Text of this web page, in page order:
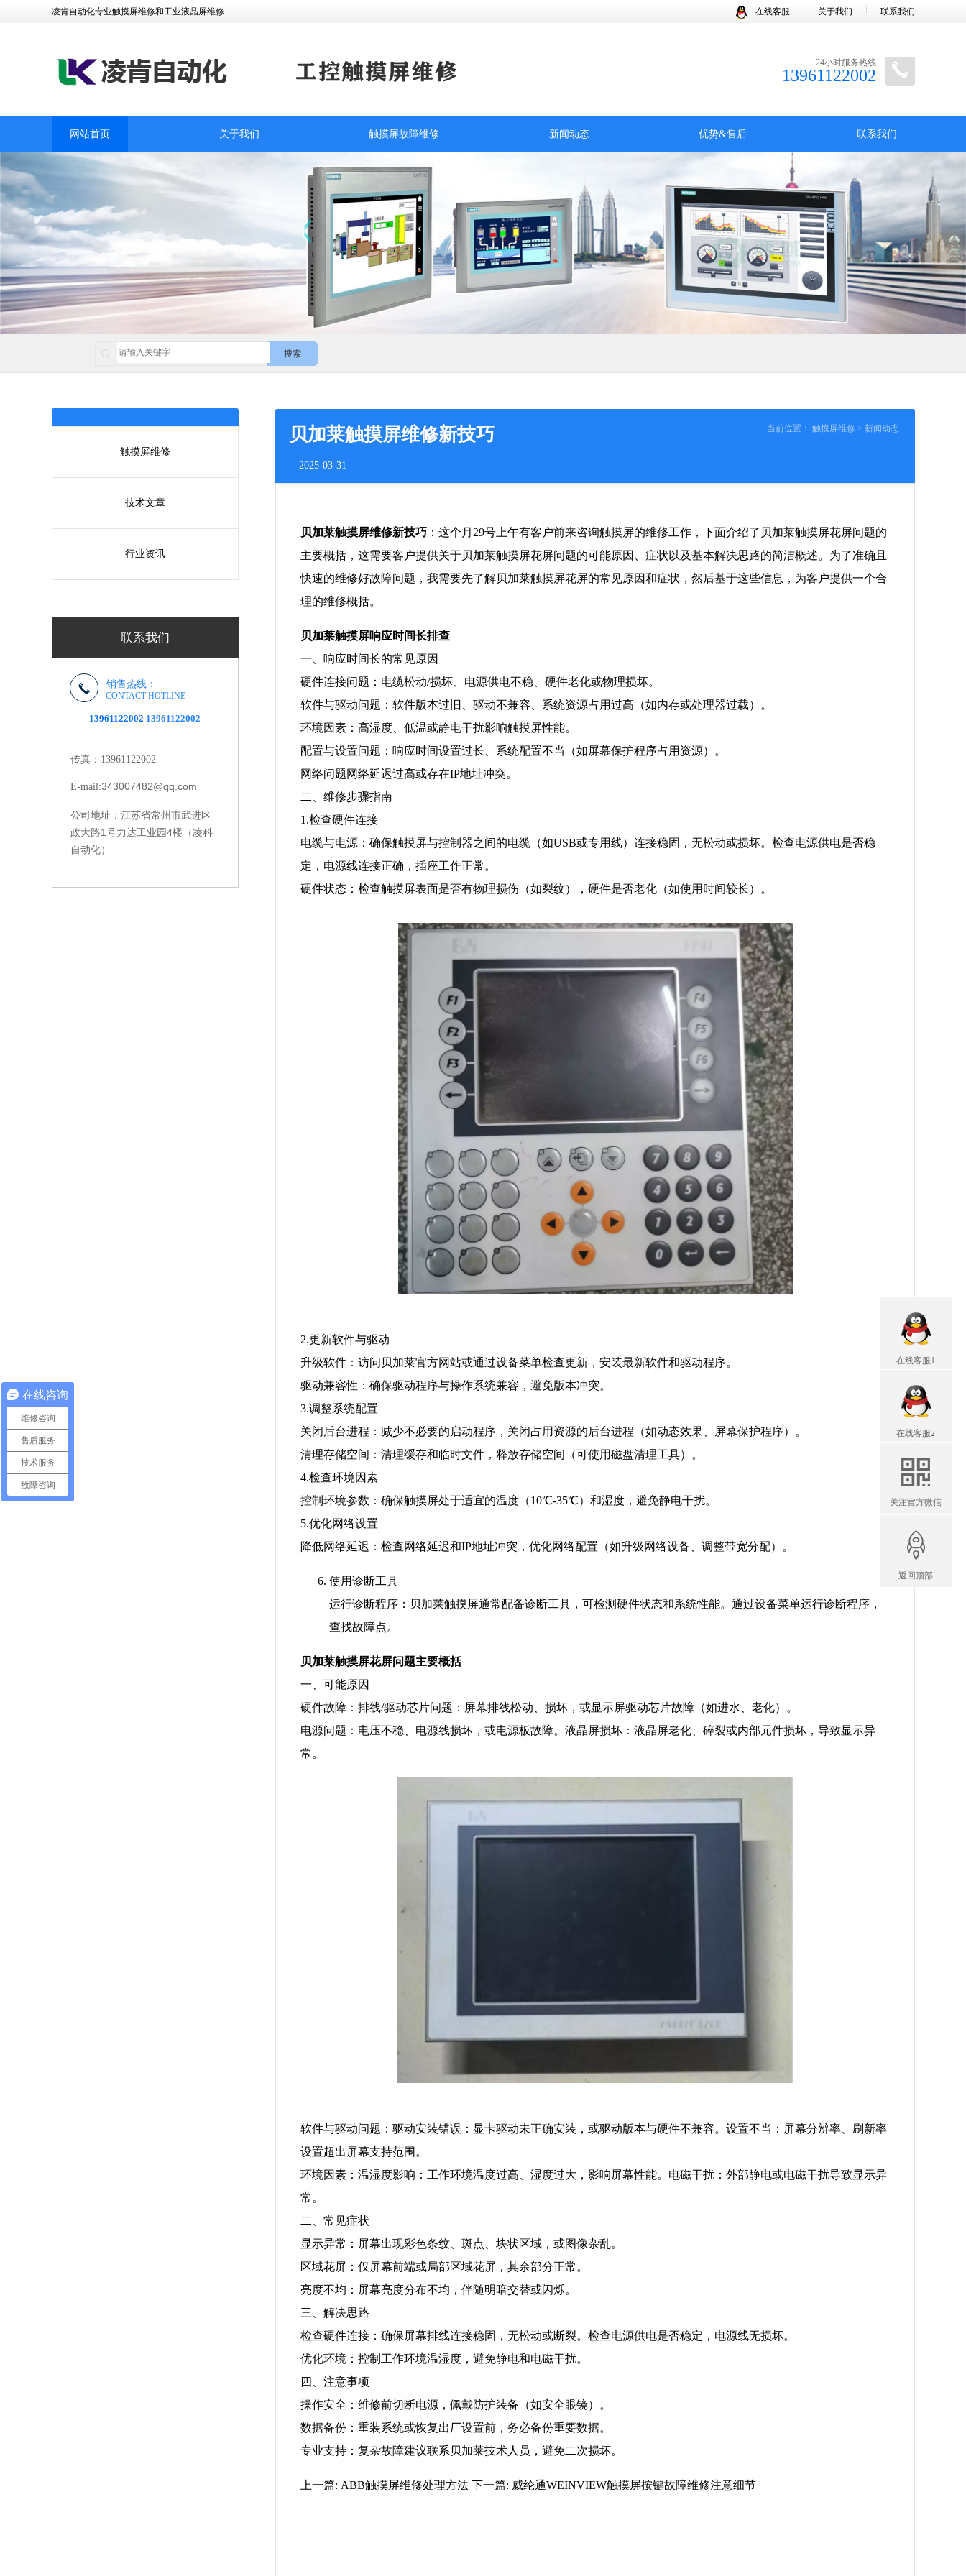
在线客服 关于我们 联系我们
凌肯自动化专业触摸屏维修和工业液晶屏维修
24小时服务热线
13961122002
网站首页 关于我们 触摸屏故障维修 新闻动态 优势&售后 联系我们
搜索
触摸屏维修
技术文章
行业资讯
联系我们
销售热线：
CONTACT HOTLINE
13961122002 13961122002
传真：13961122002
E-mail:343007482@qq.com
公司地址： 江苏省常州市武进区
政大路1号力达工业园4楼（凌科
自动化）
当前位置： 触摸屏维修 > 新闻动态
贝加莱触摸屏维修新技巧
2025-03-31
贝加莱触摸屏维修新技巧：这个月29号上午有客户前来咨询触摸屏的维修工作，下面介绍了贝加莱触摸屏花屏问题的
主要概括，这需要客户提供关于贝加莱触摸屏花屏问题的可能原因、症状以及基本解决思路的简洁概述。为了准确且
快速的维修好故障问题，我需要先了解贝加莱触摸屏花屏的常见原因和症状，然后基于这些信息，为客户提供一个合
理的维修概括。
贝加莱触摸屏响应时间长排查
一、响应时间长的常见原因
硬件连接问题：电缆松动/损坏、电源供电不稳、硬件老化或物理损坏。
软件与驱动问题：软件版本过旧、驱动不兼容、系统资源占用过高（如内存或处理器过载）。
环境因素：高湿度、低温或静电干扰影响触摸屏性能。
配置与设置问题：响应时间设置过长、系统配置不当（如屏幕保护程序占用资源）。
网络问题网络延迟过高或存在IP地址冲突。
二、维修步骤指南
1.检查硬件连接
电缆与电源：确保触摸屏与控制器之间的电缆（如USB或专用线）连接稳固，无松动或损坏。检查电源供电是否稳
定，电源线连接正确，插座工作正常。
硬件状态：检查触摸屏表面是否有物理损伤（如裂纹），硬件是否老化（如使用时间较长）。
2.更新软件与驱动
升级软件：访问贝加莱官方网站或通过设备菜单检查更新，安装最新软件和驱动程序。
驱动兼容性：确保驱动程序与操作系统兼容，避免版本冲突。
3.调整系统配置
关闭后台进程：减少不必要的启动程序，关闭占用资源的后台进程（如动态效果、屏幕保护程序）。
清理存储空间：清理缓存和临时文件，释放存储空间（可使用磁盘清理工具）。
4.检查环境因素
控制环境参数：确保触摸屏处于适宜的温度（10℃-35℃）和湿度，避免静电干扰。
5.优化网络设置
降低网络延迟：检查网络延迟和IP地址冲突，优化网络配置（如升级网络设备、调整带宽分配）。
使用诊断工具
运行诊断程序：贝加莱触摸屏通常配备诊断工具，可检测硬件状态和系统性能。通过设备菜单运行诊断程序，
查找故障点。
贝加莱触摸屏花屏问题主要概括
一、可能原因
硬件故障：排线/驱动芯片问题：屏幕排线松动、损坏，或显示屏驱动芯片故障（如进水、老化）。
电源问题：电压不稳、电源线损坏，或电源板故障。液晶屏损坏：液晶屏老化、碎裂或内部元件损坏，导致显示异
常。
软件与驱动问题：驱动安装错误：显卡驱动未正确安装，或驱动版本与硬件不兼容。设置不当：屏幕分辨率、刷新率
设置超出屏幕支持范围。
环境因素：温湿度影响：工作环境温度过高、湿度过大，影响屏幕性能。电磁干扰：外部静电或电磁干扰导致显示异
常。
二、常见症状
显示异常：屏幕出现彩色条纹、斑点、块状区域，或图像杂乱。
区域花屏：仅屏幕前端或局部区域花屏，其余部分正常。
亮度不均：屏幕亮度分布不均，伴随明暗交替或闪烁。
三、解决思路
检查硬件连接：确保屏幕排线连接稳固，无松动或断裂。检查电源供电是否稳定，电源线无损坏。
优化环境：控制工作环境温湿度，避免静电和电磁干扰。
四、注意事项
操作安全：维修前切断电源，佩戴防护装备（如安全眼镜）。
数据备份：重装系统或恢复出厂设置前，务必备份重要数据。
专业支持：复杂故障建议联系贝加莱技术人员，避免二次损坏。
上一篇: ABB触摸屏维修处理方法下一篇: 威纶通WEINVIEW触摸屏按键故障维修注意细节
在线客服1
在线客服2
关注官方微信
返回顶部
在线咨询
维修咨询
售后服务
技术服务
故障咨询